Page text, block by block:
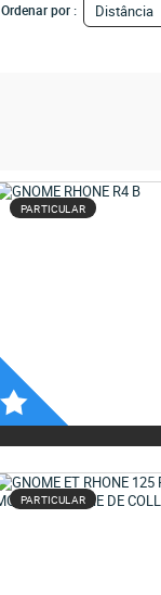
Ordenar por : Distância
PARTICULAR
PARTICULAR